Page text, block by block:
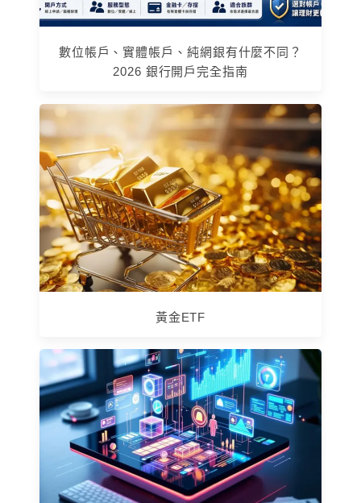
數位帳戶、實體帳戶、純網銀有什麼不同？
2026 銀行開戶完全指南
黃金ETF